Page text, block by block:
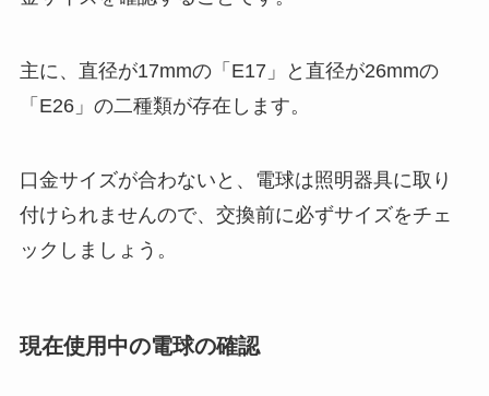
毛玉取りはどこに売ってる？ドラ
すすめの商品は？
ビニやTSUTAYAで買える？予約
はできる？
紙はダイソーや100均にある？
主に、直径が17mmの「E17」と直径が26mmの
「E26」の二種類が存在します。
口金サイズが合わないと、電球は照明器具に取り
付けられませんので、交換前に必ずサイズをチェ
ックしましょう。
現在使用中の電球の確認